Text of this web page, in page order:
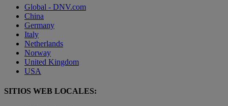
Global - DNV.com
China
Germany
Italy
Netherlands
Norway
United Kingdom
USA
SITIOS WEB LOCALES: